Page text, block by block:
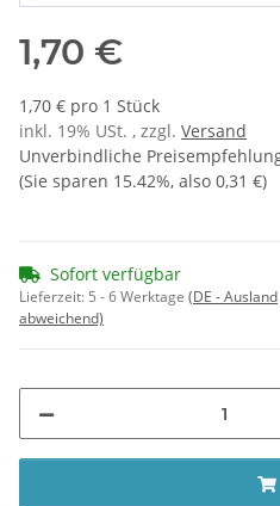
1,70 €
1,70 € pro 1 Stück
inkl. 19% USt. , zzgl. Versand
Unverbindliche
(Sie sparen 15.42%, also 0,31 €)
Sofort verfügbar
Lieferzeit: 5 - 6 Werktage (DE - Ausland
abweichend)